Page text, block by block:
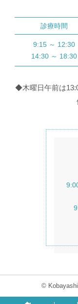
診療時間
9:15 ～ 12:30
14:30 ～ 18:30
◆木曜日午前は
©